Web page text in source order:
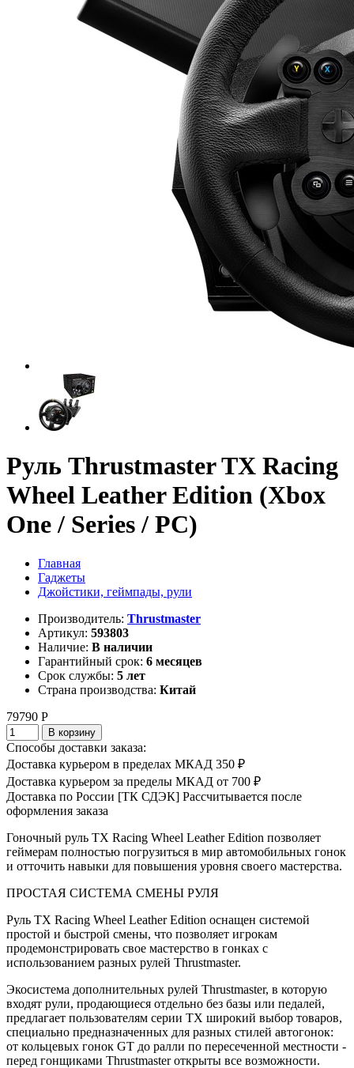
Руль Thrustmaster TX Racing
Wheel Leather Edition (Xbox
One / Series / PC)
Главная
Гаджеты
Джойстики, геймпады, рули
Производитель: Thrustmaster
Артикул: 593803
Наличие: В наличии
Гарантийный срок: 6 месяцев
Срок службы: 5 лет
Страна производства: Китай
79790 Р
В корзину
Способы доставки заказа:
Доставка курьером в пределах МКАД 350 ₽
Доставка курьером за пределы МКАД от 700 ₽
Доставка по России [ТК СДЭК] Рассчитывается после
оформления заказа
Гоночный руль TX Racing Wheel Leather Edition позволяет
геймерам полностью погрузиться в мир автомобильных гонок
и отточить навыки для повышения уровня своего мастерства.
ПРОСТАЯ СИСТЕМА СМЕНЫ РУЛЯ
Руль TX Racing Wheel Leather Edition оснащен системой
простой и быстрой смены, что позволяет игрокам
продемонстрировать свое мастерство в гонках с
использованием разных рулей Thrustmaster.
Экосистема дополнительных рулей Thrustmaster, в которую
входят рули, продающиеся отдельно без базы или педалей,
предлагает пользователям серии TX широкий выбор товаров,
специально предназначенных для разных стилей автогонок:
от кольцевых гонок GT до ралли по пересеченной местности -
перед гонщиками Thrustmaster открыты все возможности.